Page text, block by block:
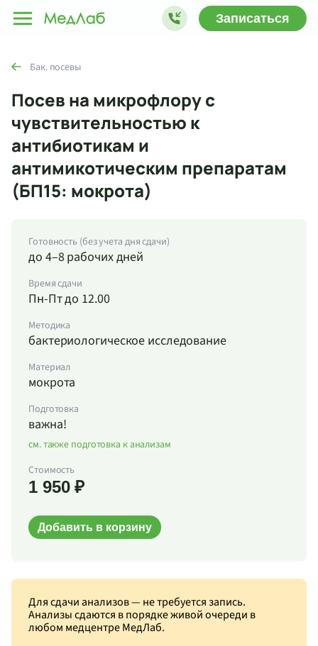
Записаться
Бак. посевы
Посев на микрофлору с
чувствительностью к
антибиотикам и
антимикотическим препаратам
(БП15: мокрота)
Для сдачи анализов — не требуется запись.
Анализы сдаются в порядке живой очереди в
любом медцентре МедЛаб.
Готовность (без учета дня сдачи)
до 4–8 рабочих дней
Время сдачи
Пн-Пт до 12.00
Методика
бактериологическое исследование
Материал
мокрота
Подготовка
важна!
см. также подготовка к анализам
Стоимость
1 950 ₽
Добавить в корзину